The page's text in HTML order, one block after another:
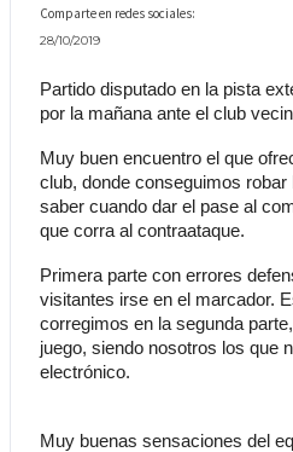
Comparte en redes sociales:
28/10/2019
Partido disputado en la pista
por la mañana ante el club
Muy buen encuentro el que
club, donde conseguimos
saber cuando dar el pase al
que corra al contraataque.
Primera parte con errores
visitantes irse en el marcador.
corregimos en la segunda
juego, siendo nosotros los que
electrónico.
Muy buenas sensaciones del